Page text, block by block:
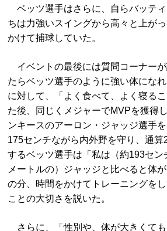
ベッツ選手はさらに、自らバッテ
ちは力強いスイングから高々と上が
かけて捕球していた。
イベントの最後には質問コーナー
たらベッツ選手のように強い体にな
に対して、「よく食べて、よく寝る
た後、同じくメジャーでMVPを獲得
ンキースのアーロン・ジャッジ選手
175センチながら内外野を守り、通算
するベッツ選手は「私は（約193セン
メートルの）ジャッジと比べると体
の分、時間をかけてトレーニングを
ことの大切さを説いた。
さらに、「性別や、体が大きくて